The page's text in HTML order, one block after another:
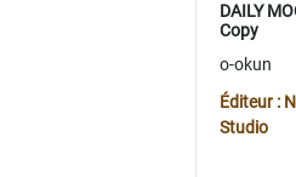
DAILY
Copy
o-okun
Éditeur :
Studio